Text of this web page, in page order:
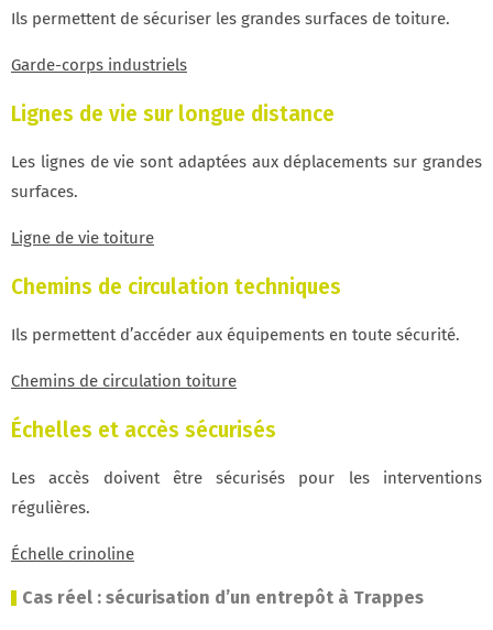
Ils permettent de sécuriser les grandes surfaces de toiture.
Garde-corps industriels
Lignes de vie sur longue distance
Les lignes de vie sont adaptées aux déplacements sur grandes
surfaces.
Ligne de vie toiture
Chemins de circulation techniques
Ils permettent d’accéder aux équipements en toute sécurité.
Chemins de circulation toiture
Échelles et accès sécurisés
Les accès doivent être sécurisés pour les interventions
régulières.
Échelle crinoline
Cas réel : sécurisation d’un entrepôt à Trappes